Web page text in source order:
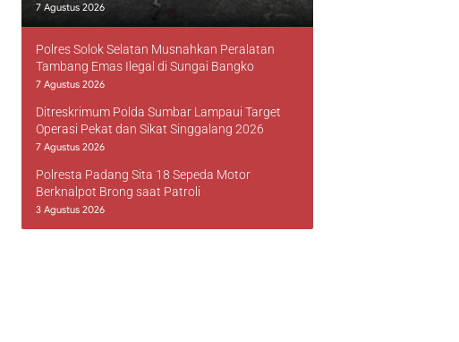
7 Agustus 2026
Polres Solok Selatan Musnahkan Peralatan
Tambang Emas Ilegal di Sungai Bangko
7 Agustus 2026
Ditreskrimum Polda Sumbar Lampaui Target
Operasi Pekat dan Sikat Singgalang 2026
7 Agustus 2026
Polresta Padang Sita 18 Sepeda Motor
Berknalpot Brong saat Patroli
3 Agustus 2026